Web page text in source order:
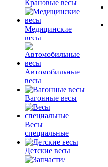
Крановые весы
Медицинские
весы
Автомобильные
весы
Вагонные весы
Весы
специальные
Детские весы